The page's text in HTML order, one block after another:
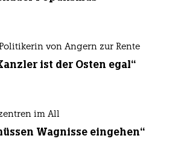
von Angern zur Rente
ist der Osten egal“
im All
Wagnisse eingehen“